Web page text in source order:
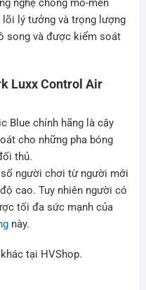
nghệ chống mô-men
lý tưởng và trọng lượng
song và được kiểm soát
Luxx Control Air
Blue chính hãng là cây
cho những pha bóng
thủ.
người chơi từ người mới
cao. Tuy nhiên người có
tối đa sức mạnh của
này.
tại HVShop.